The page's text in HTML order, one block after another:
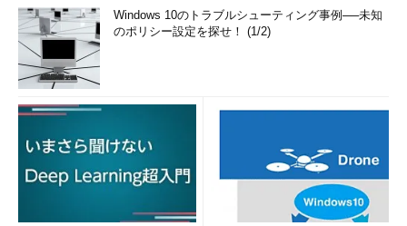
Windows 10のトラブルシューティング事例──未知
のポリシー設定を探せ！ (1/2)